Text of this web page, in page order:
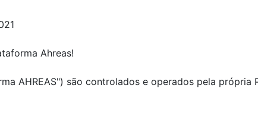
Ahreas!
AHREAS") são controlados e operados pela própria